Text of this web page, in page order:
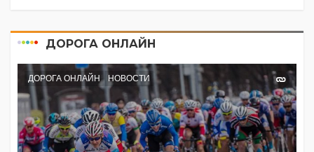
ДОРОГА ОНЛАЙН
ДОРОГА ОНЛАЙН НОВОСТИ